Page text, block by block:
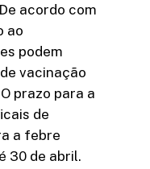
acordo com
ao
podem
vacinação
prazo para a
de
a febre
30 de abril.